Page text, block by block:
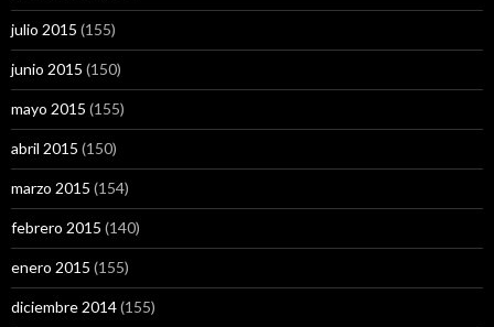
julio 2015 (155)
junio 2015 (150)
mayo 2015 (155)
abril 2015 (150)
marzo 2015 (154)
febrero 2015 (140)
enero 2015 (155)
diciembre 2014(155)